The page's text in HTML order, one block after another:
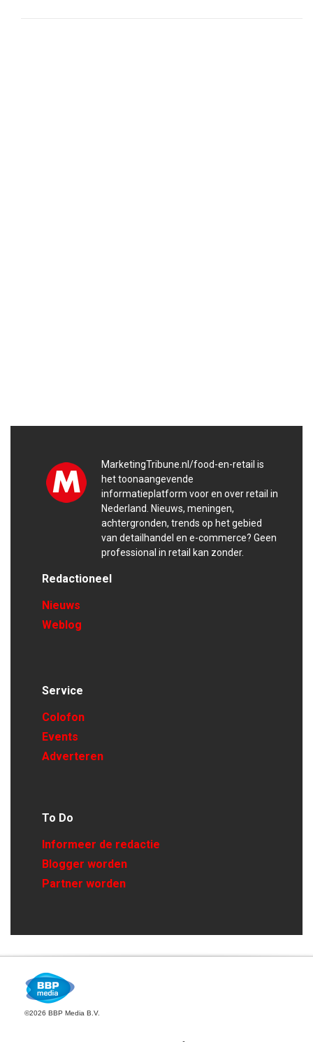
MarketingTribune.nl/food-en-retail is
het toonaangevende
informatieplatform voor en over retail in
Nederland. Nieuws, meningen,
achtergronden, trends op het gebied
van detailhandel en e-commerce? Geen
professional in retail kan zonder.
Redactioneel
Nieuws
Weblog
Service
Colofon
Events
Adverteren
To Do
Informeer de redactie
Blogger worden
Partner worden
©2026 BBP Media B.V.